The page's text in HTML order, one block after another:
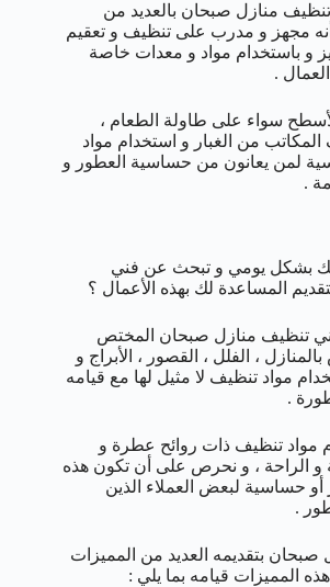
تنظيف منازل صبحان بالعديد من
مجهز و مدرب على تنظيف و تعقيم
و باستخدام مواد و معدات خاصة
.
سواء على طاولة الطعام ،
من الغبار و استخدام مواد
لمن يعانون من حساسية العطور و
.
بشكل يومي و تبحث عن فني
المساعدة لك بهذه الأعمال ؟
تنظيف منازل صبحان المختص
، الفلل ، القصور ، الأبراج و
مواد تنظيف لا مثيل لها مع قيامه
.
مواد تنظيف ذات روائح عطرة و
و الراحة ، و نحرص على أن تكون هذه
أو حساسية لبعض العملاء الذين
.
صبحان بتقديمه العديد من المميزات
هذه المميزات قيامه بما يلي :